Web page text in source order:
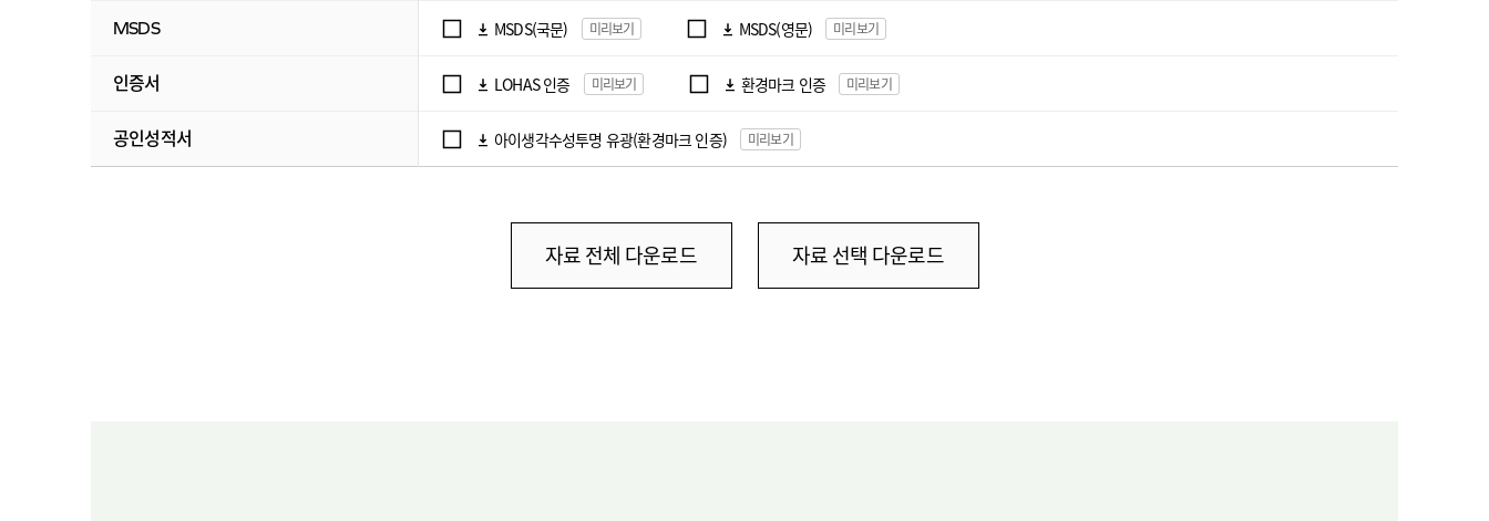
MSDS MSDS(국문) 미리보기 MSDS(영문) 미리보기
인증서 LOHAS 인증 미리보기 환경마크 인증 미리보기
공인성적서 아이생각수성투명 유광(환경마크 인증) 미리보기
자료 전체 다운로드 자료 선택 다운로드